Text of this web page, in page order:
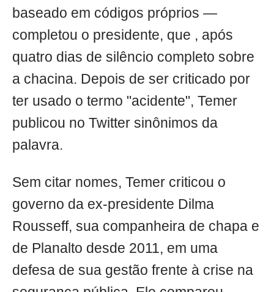
baseado em códigos próprios —
completou o presidente, que , após
quatro dias de silêncio completo sobre
a chacina. Depois de ser criticado por
ter usado o termo "acidente", Temer
publicou no Twitter sinônimos da
palavra.
Sem citar nomes, Temer criticou o
governo da ex-presidente Dilma
Rousseff, sua companheira de chapa e
de Planalto desde 2011, em uma
defesa de sua gestão frente à crise na